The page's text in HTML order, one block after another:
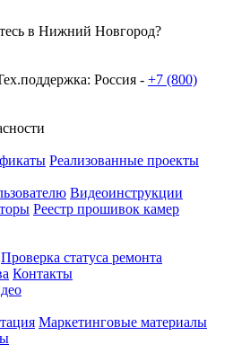
в Нижний Новгород?
Россия - +7 (800)
Реализованные проекты
Видеоинструкции
Реестр прошивок камер
Проверка статуса ремонта
Контакты
Маркетинговые материалы